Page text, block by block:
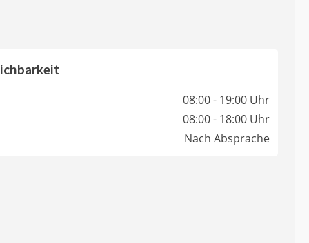
08:00 - 19:00 Uhr
08:00 - 18:00 Uhr
Nach Absprache